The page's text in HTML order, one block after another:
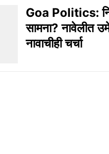
Goa Politics:
सामना? नावेलीत
नावाचीही चर्चा